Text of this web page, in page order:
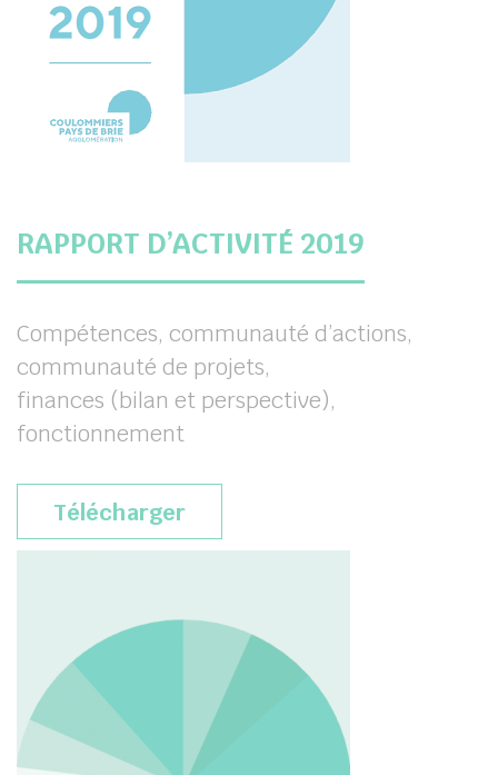
RAPPORT D’ACTIVITÉ 2019
Compétences, communauté d’actions,
communauté de projets,
finances (bilan et perspective),
fonctionnement
Télécharger